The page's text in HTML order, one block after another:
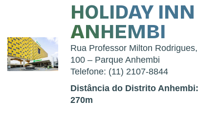
HOLIDAY INN
ANHEMBI
Rua Professor Milton Rodrigues,
100 – Parque Anhembi
Telefone: (11) 2107-8844
Distância do Distrito Anhembi:
270m